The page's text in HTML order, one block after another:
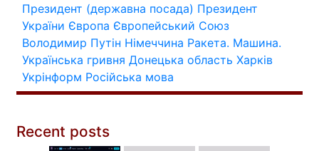
Президент (державна посада) Президент
України Європа Європейський Союз
Володимир Путін Німеччина Ракета. Машина.
Українська гривня Донецька область Харків
Укрінформ Російська мова
Recent posts